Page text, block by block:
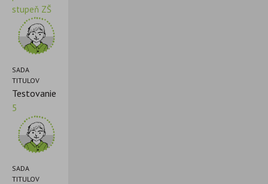
stupeň ZŠ
SADA
TITULOV
Testovanie
5
SADA
TITULOV